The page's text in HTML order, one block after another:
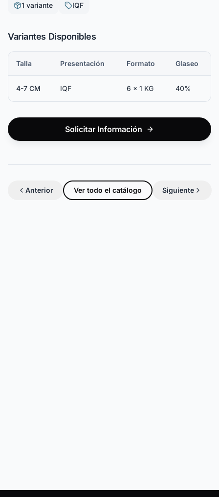
1 variante IQF
Variantes Disponibles
Talla Presentación Formato Glaseo
4-7 CM IQF 6 x 1 KG 40%
Solicitar Información
Anterior Ver todo el catálogo Siguiente